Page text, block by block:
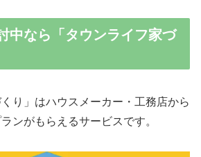
中なら「タウンライフ家づ
くり」はハウスメーカー・工務店から
ンがもらえるサービスです。